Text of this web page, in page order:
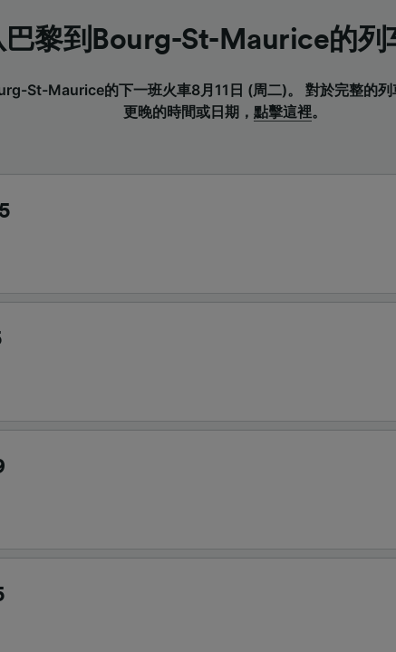
巴黎到Bourg-St-Maurice的列
St-Maurice的下一班火車8月11日 (周二)。 對於完整的
更晚的時間或日期， 點擊這裡。